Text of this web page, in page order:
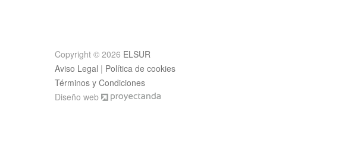
Copyright © 2026 ELSUR
Aviso Legal | Política de cookies
Términos y Condiciones
Diseño web